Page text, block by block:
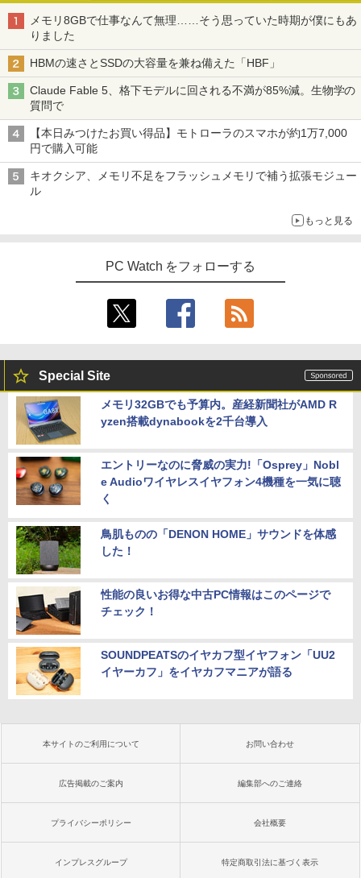
メモリ8GBで仕事なんて無理……そう思っていた時期が僕にもあ
りました
HBMの速さとSSDの大容量を兼ね備えた「HBF」
Claude Fable 5、格下モデルに回される不満が85%減。生物学の
質問で
【本日みつけたお買い得品】モトローラのスマホが約1万7,000
円で購入可能
キオクシア、メモリ不足をフラッシュメモリで補う拡張モジュー
ル
もっと見る
PC Watch をフォローする
Special Site
メモリ32GBでも予算内。産経新聞社がAMD R
yzen搭載dynabookを2千台導入
エントリーなのに脅威の実力!「Osprey」Nobl
e Audioワイヤレスイヤフォン4機種を一気に聴
く
鳥肌ものの「DENON HOME」サウンドを体感
した！
性能の良いお得な中古PC情報はこのページで
チェック！
SOUNDPEATSのイヤカフ型イヤフォン「UU2
イヤーカフ」をイヤカフマニアが語る
本サイトのご利用について お問い合わせ
広告掲載のご案内 編集部へのご連絡
プライバシーポリシー 会社概要
インプレスグループ 特定商取引法に基づく表示